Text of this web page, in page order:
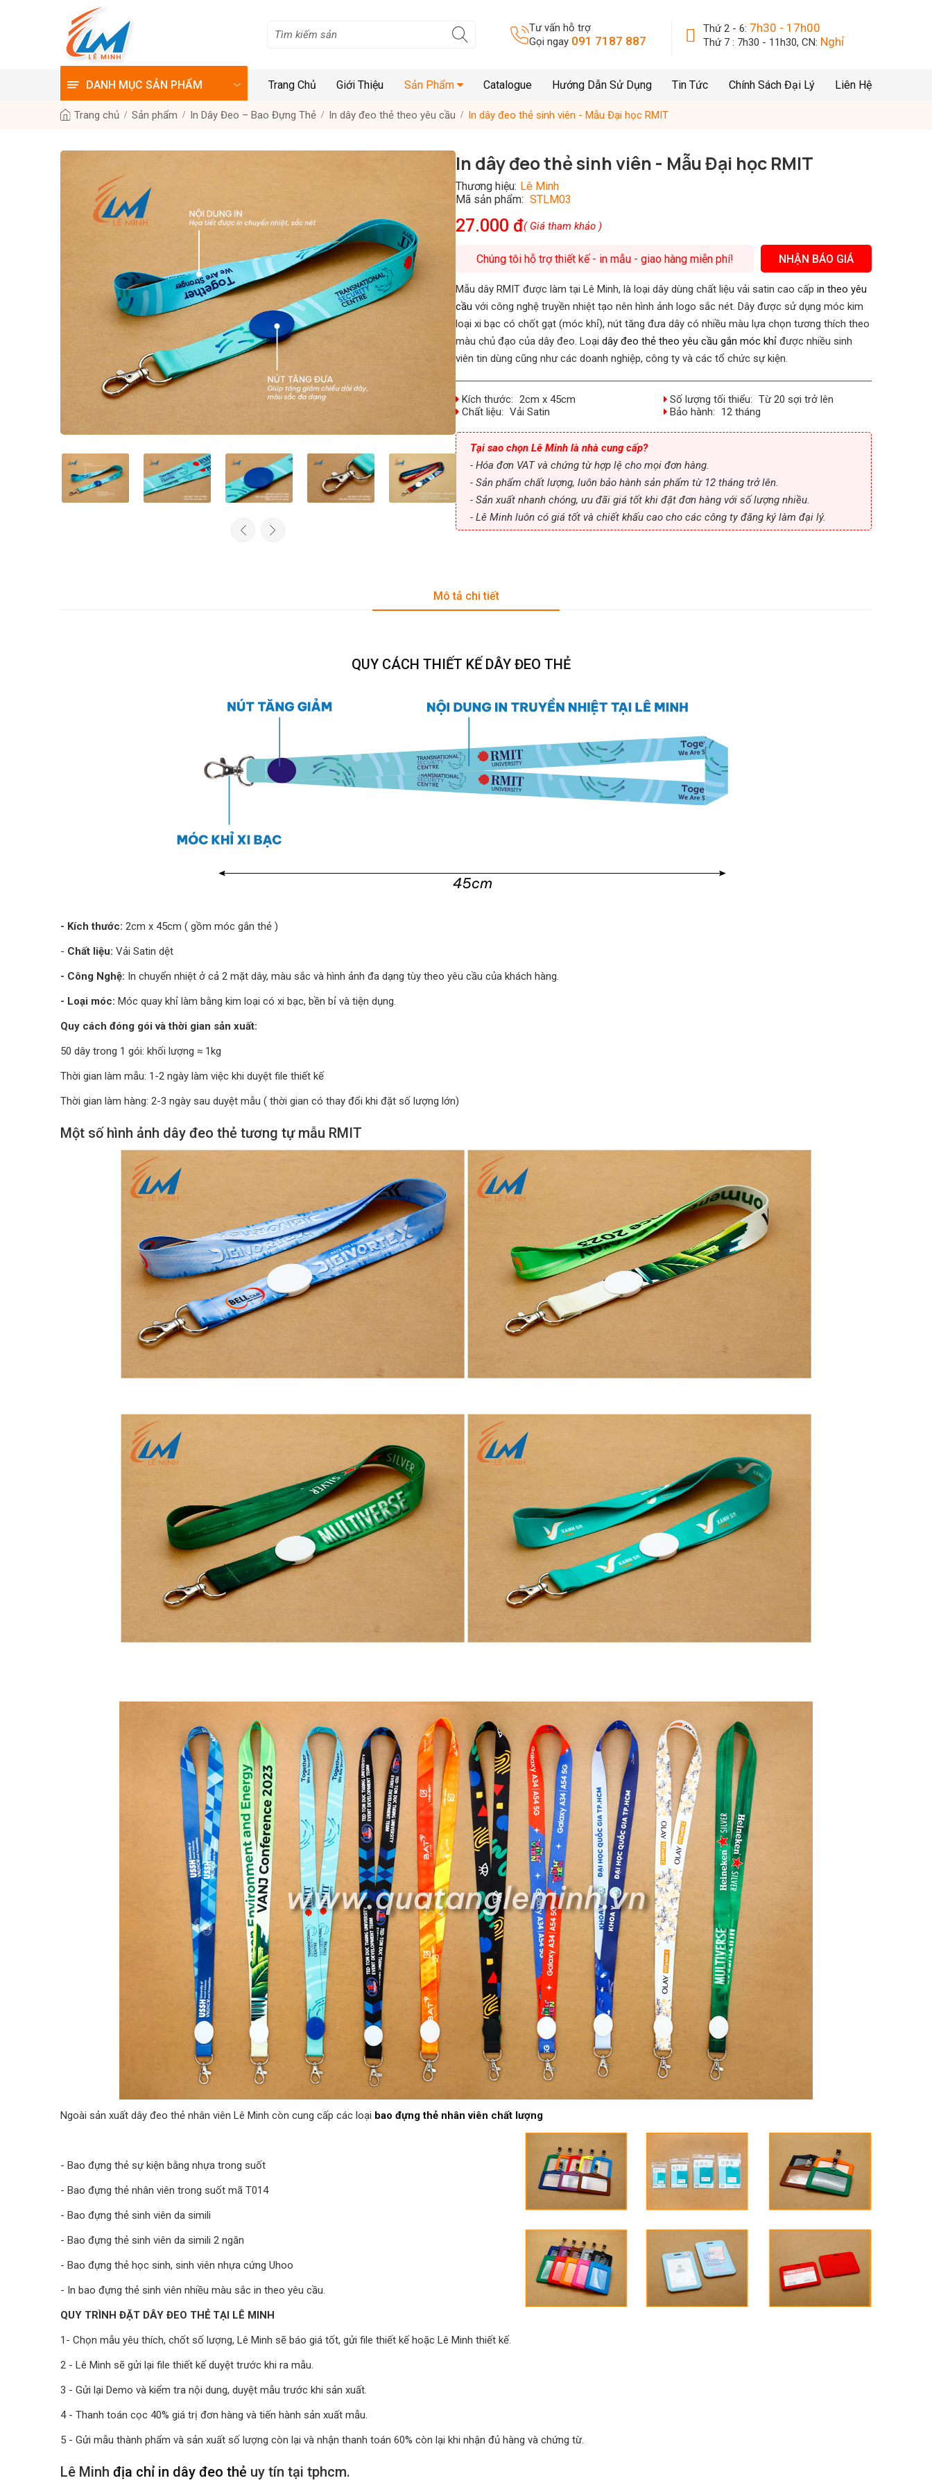
Tư vấn hỗ trợ
Gọi ngay 091 7187 887
Thứ 2 - 6: 7h30 - 17h00
Thứ 7 : 7h30 - 11h30, CN: Nghỉ
DANH MỤC SẢN PHẨM Trang Chủ Giới Thiệu Sản Phẩm Catalogue Hướng Dẫn Sử Dụng Tin Tức Chính Sách Đại Lý Liên Hệ
Trang chủ Sản phẩm In Dây Đeo – Bao Đựng Thẻ In dây đeo thẻ theo yêu cầu In dây đeo thẻ sinh viên - Mẫu Đại học RMIT
In dây đeo thẻ sinh viên - Mẫu Đại học RMIT
Thương hiệu: Lê Minh
Mã sản phẩm: STLM03
27.000 đ( Giá tham khảo )
Chúng tôi hỗ trợ thiết kế - in mẫu - giao hàng miễn phí! NHẬN BÁO GIÁ
Mẫu dây RMIT được làm tại Lê Minh, là loại dây dùng chất liệu vải satin cao cấp in theo yêu
cầu với công nghệ truyền nhiệt tạo nên hình ảnh logo sắc nét. Dây được sử dụng móc kim
loại xi bạc có chốt gạt (móc khỉ), nút tăng đưa dây có nhiều màu lựa chọn tương thích theo
màu chủ đạo của dây đeo. Loại dây đeo thẻ theo yêu cầu gắn móc khỉ được nhiều sinh
viên tin dùng cũng như các doanh nghiệp, công ty và các tổ chức sự kiện.
Kích thước: 2cm x 45cm Số lượng tối thiểu: Từ 20 sợi trở lên
Chất liệu: Vải Satin Bảo hành: 12 tháng
Tại sao chọn Lê Minh là nhà cung cấp?
- Hóa đơn VAT và chứng từ hợp lệ cho mọi đơn hàng.
- Sản phẩm chất lượng, luôn bảo hành sản phẩm từ 12 tháng trở lên.
- Sản xuất nhanh chóng, ưu đãi giá tốt khi đặt đơn hàng với số lượng nhiều.
- Lê Minh luôn có giá tốt và chiết khấu cao cho các công ty đăng ký làm đại lý.
Mô tả chi tiết
QUY CÁCH THIẾT KẾ DÂY ĐEO THẺ
- Kích thước: 2cm x 45cm ( gồm móc gắn thẻ )
- Chất liệu: Vải Satin dệt
- Công Nghệ: In chuyển nhiệt ở cả 2 mặt dây, màu sắc và hình ảnh đa dạng tùy theo yêu cầu của khách hàng.
- Loại móc: Móc quay khỉ làm bằng kim loại có xi bạc, bền bỉ và tiện dụng.
Quy cách đóng gói và thời gian sản xuất:
50 dây trong 1 gói: khối lượng ≈ 1kg
Thời gian làm mẫu: 1-2 ngày làm việc khi duyệt file thiết kế
Thời gian làm hàng: 2-3 ngày sau duyệt mẫu ( thời gian có thay đổi khi đặt số lượng lớn)
Một số hình ảnh dây đeo thẻ tương tự mẫu RMIT
Ngoài sản xuất dây đeo thẻ nhân viên Lê Minh còn cung cấp các loại bao đựng thẻ nhân viên chất lượng
- Bao đựng thẻ sự kiện bằng nhựa trong suốt
- Bao đựng thẻ nhân viên trong suốt mã T014
- Bao đựng thẻ sinh viên da simili
- Bao đựng thẻ sinh viên da simili 2 ngăn
- Bao đựng thẻ học sinh, sinh viên nhựa cứng Uhoo
- In bao đựng thẻ sinh viên nhiều màu sắc in theo yêu cầu.
QUY TRÌNH ĐẶT DÂY ĐEO THẺ TẠI LÊ MINH
1- Chọn mẫu yêu thích, chốt số lượng, Lê Minh sẽ báo giá tốt, gửi file thiết kế hoặc Lê Minh thiết kế.
2 - Lê Minh sẽ gửi lại file thiết kế duyệt trước khi ra mẫu.
3 - Gửi lại Demo và kiểm tra nội dung, duyệt mẫu trước khi sản xuất.
4 - Thanh toán cọc 40% giá trị đơn hàng và tiến hành sản xuất mẫu.
5 - Gửi mẫu thành phẩm và sản xuất số lượng còn lại và nhận thanh toán 60% còn lại khi nhận đủ hàng và chứng từ.
Lê Minh địa chỉ in dây đeo thẻ uy tín tại tphcm.